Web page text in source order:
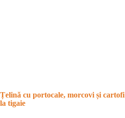
Țelină cu portocale, morcovi și cartofi
la tigaie